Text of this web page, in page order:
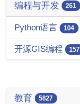
编程与开发 261
Python语言 104
开源GIS编程 157
教育 5827